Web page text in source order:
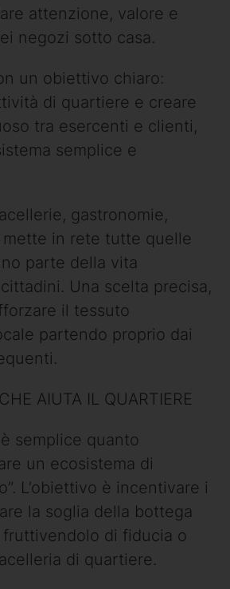
attenzione, valore e
negozi sotto casa.
un obiettivo chiaro:
di quartiere e creare
tra esercenti e clienti,
semplice e
gastronomie,
mette in rete tutte quelle
parte della vita
Una scelta precisa,
il tessuto
partendo proprio dai
AIUTA IL QUARTIERE
semplice quanto
un ecosistema di
L’obiettivo è incentivare i
la soglia della bottega
fruttivendolo di fiducia o
di quartiere.